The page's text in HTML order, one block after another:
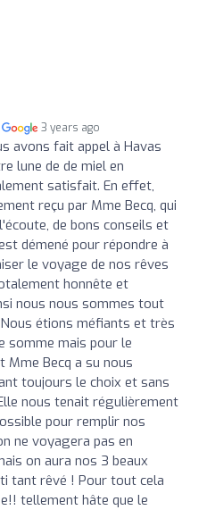
3 years ago
avons fait appel à Havas
lune de de miel en
satisfait. En effet,
reçu par Mme Becq, qui
de bons conseils et
démené pour répondre à
le voyage de nos rêves
honnête et
nous nous sommes tout
étions méfiants et très
somme mais pour le
Mme Becq a su nous
toujours le choix et sans
nous tenait régulièrement
pour remplir nos
ne voyagera pas en
on aura nos 3 beaux
tant rêvé ! Pour tout cela
tellement hâte que le